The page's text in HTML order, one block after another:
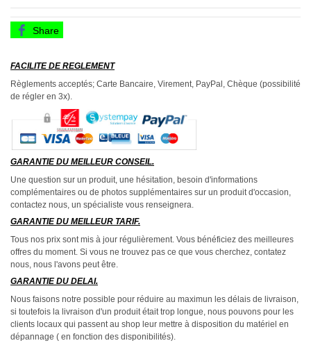
Share
FACILITE DE REGLEMENT
Règlements acceptés; Carte Bancaire, Virement, PayPal, Chèque (possibilité
de régler en 3x).
GARANTIE DU MEILLEUR CONSEIL.
Une question sur un produit, une hésitation, besoin d'informations
complémentaires ou de photos supplémentaires sur un produit d'occasion,
contactez nous, un spécialiste vous renseignera.
GARANTIE DU MEILLEUR TARIF.
Tous nos prix sont mis à jour régulièrement. Vous bénéficiez des meilleures
offres du moment. Si vous ne trouvez pas ce que vous cherchez, contatez
nous, nous l'avons peut être.
GARANTIE DU DELAI.
Nous faisons notre possible pour réduire au maximun les délais de livraison,
si toutefois la livraison d'un produit était trop longue, nous pouvons pour les
clients locaux qui passent au shop leur mettre à disposition du matériel en
dépannage ( en fonction des disponibilités).